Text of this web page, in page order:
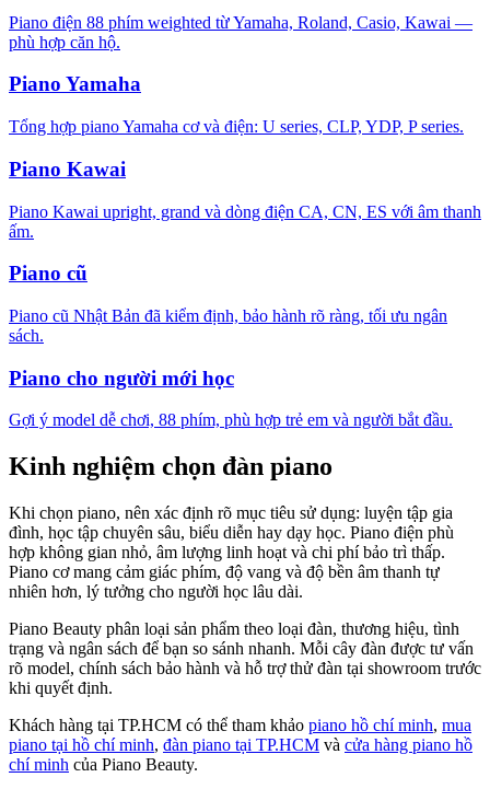
Piano điện 88 phím weighted từ Yamaha, Roland, Casio, Kawai —
phù hợp căn hộ.
Piano Yamaha
Tổng hợp piano Yamaha cơ và điện: U series, CLP, YDP, P series.
Piano Kawai
Piano Kawai upright, grand và dòng điện CA, CN, ES với âm thanh
ấm.
Piano cũ
Piano cũ Nhật Bản đã kiểm định, bảo hành rõ ràng, tối ưu ngân
sách.
Piano cho người mới học
Gợi ý model dễ chơi, 88 phím, phù hợp trẻ em và người bắt đầu.
Kinh nghiệm chọn đàn piano
Khi chọn piano, nên xác định rõ mục tiêu sử dụng: luyện tập gia
đình, học tập chuyên sâu, biểu diễn hay dạy học. Piano điện phù
hợp không gian nhỏ, âm lượng linh hoạt và chi phí bảo trì thấp.
Piano cơ mang cảm giác phím, độ vang và độ bền âm thanh tự
nhiên hơn, lý tưởng cho người học lâu dài.
Piano Beauty phân loại sản phẩm theo loại đàn, thương hiệu, tình
trạng và ngân sách để bạn so sánh nhanh. Mỗi cây đàn được tư vấn
rõ model, chính sách bảo hành và hỗ trợ thử đàn tại showroom trước
khi quyết định.
Khách hàng tại TP.HCM có thể tham khảo piano hồ chí minh, mua
piano tại hồ chí minh, đàn piano tại TP.HCM và cửa hàng piano hồ
chí minh của Piano Beauty.